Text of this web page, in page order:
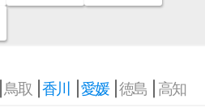
鳥取 香川 愛媛 徳島 高知